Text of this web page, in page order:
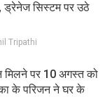
ड्रेनेज सिस्टम पर उठे
Tripathi
मिलने पर 10 अगस्त को
के परिजन ने घर के